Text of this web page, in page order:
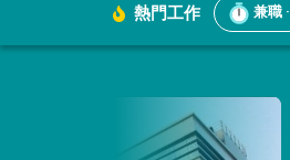
熱門工作 兼職